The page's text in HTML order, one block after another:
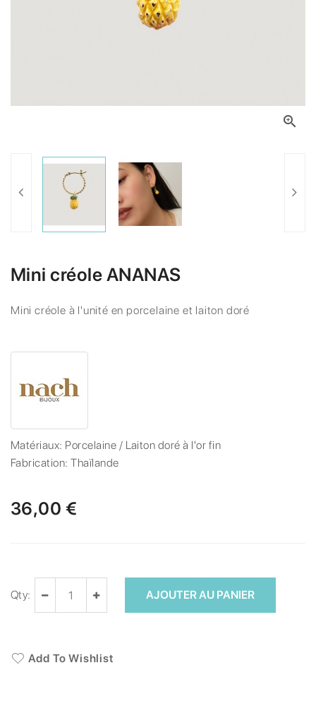

Mini créole ANANAS
Mini créole à l'unité en porcelaine et laiton doré
Matériaux: Porcelaine / Laiton doré à l'or fin
Fabrication:Thaïlande
36,00 €
Qty: AJOUTER AU PANIER
Add To Wishlist